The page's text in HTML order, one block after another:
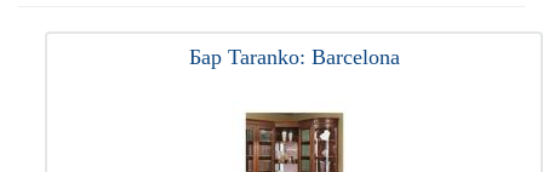
Бар Taranko: Barcelona